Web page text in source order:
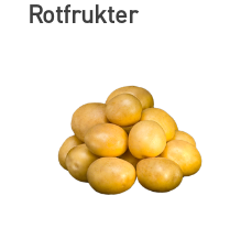
Rotfrukter